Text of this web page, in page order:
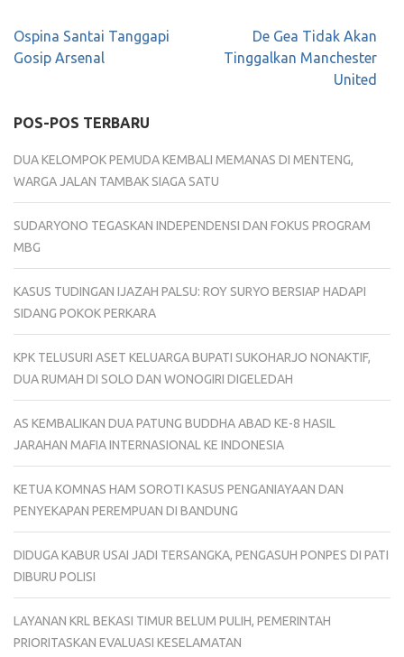
Navigasi
pos
Ospina Santai Tanggapi
Gosip Arsenal
De Gea Tidak Akan
Tinggalkan Manchester
United
POS-POS TERBARU
DUA KELOMPOK PEMUDA KEMBALI MEMANAS DI MENTENG,
WARGA JALAN TAMBAK SIAGA SATU
SUDARYONO TEGASKAN INDEPENDENSI DAN FOKUS PROGRAM
MBG
KASUS TUDINGAN IJAZAH PALSU: ROY SURYO BERSIAP HADAPI
SIDANG POKOK PERKARA
KPK TELUSURI ASET KELUARGA BUPATI SUKOHARJO NONAKTIF,
DUA RUMAH DI SOLO DAN WONOGIRI DIGELEDAH
AS KEMBALIKAN DUA PATUNG BUDDHA ABAD KE-8 HASIL
JARAHAN MAFIA INTERNASIONAL KE INDONESIA
KETUA KOMNAS HAM SOROTI KASUS PENGANIAYAAN DAN
PENYEKAPAN PEREMPUAN DI BANDUNG
DIDUGA KABUR USAI JADI TERSANGKA, PENGASUH PONPES DI PATI
DIBURU POLISI
LAYANAN KRL BEKASI TIMUR BELUM PULIH, PEMERINTAH
PRIORITASKAN EVALUASI KESELAMATAN